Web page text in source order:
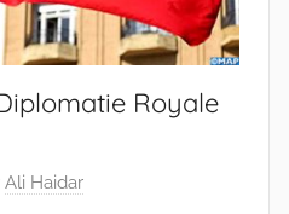
Royale
Ali Haidar